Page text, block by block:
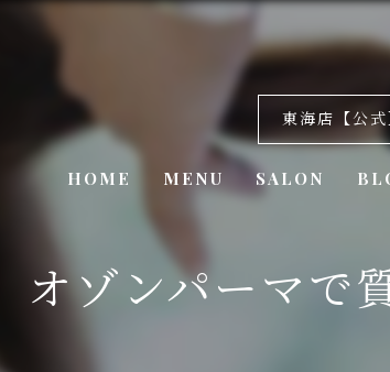
東海店【公式
HOME MENU SALON
美容室・カナリ
オゾンパーマで